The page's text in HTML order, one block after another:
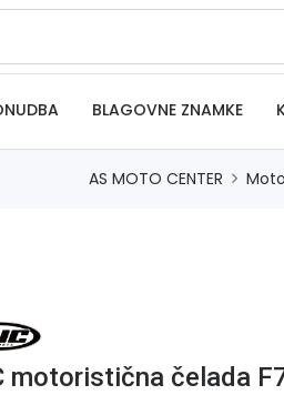
BLAGOVNE ZNAMKE
AS MOTO CENTER
motoristična čelada